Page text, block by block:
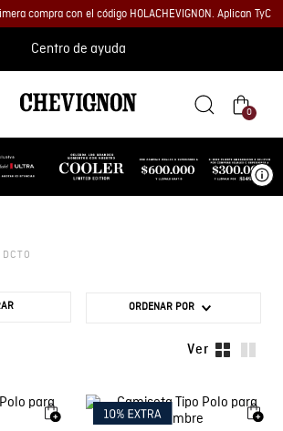
compra con el código HOLACHEVIGNON. Aplican TyC
Centro de ayuda
0
ORDENAR POR